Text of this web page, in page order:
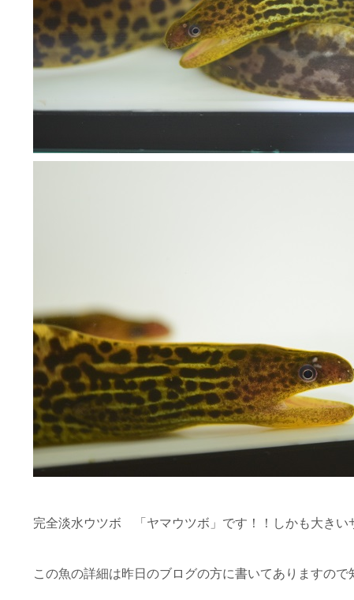
完全淡水ウツボ 「ヤマウツボ」です！！しかも大きい
この魚の詳細は昨日のブログの方に書いてありますので